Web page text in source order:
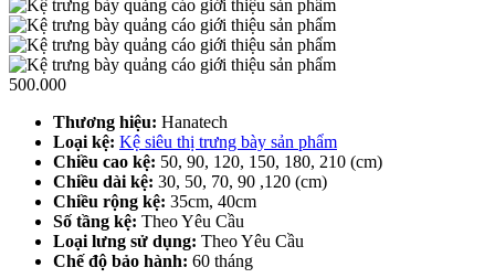
500.000
Thương hiệu: Hanatech
Loại kệ: Kệ siêu thị trưng bày sản phẩm
Chiều cao kệ: 50, 90, 120, 150, 180, 210 (cm)
Chiều dài kệ: 30, 50, 70, 90 ,120 (cm)
Chiều rộng kệ: 35cm, 40cm
Số tầng kệ: Theo Yêu Cầu
Loại lưng sử dụng: Theo Yêu Cầu
Chế độ bảo hành: 60 tháng